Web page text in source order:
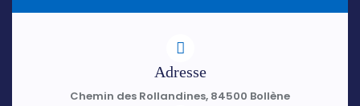
Adresse
Chemin des Rollandines, 84500 Bollène